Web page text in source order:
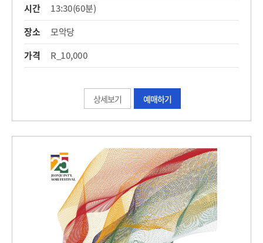
시간
13:30(60분)
장소
모악당
가격
R_10,000
상세보기 예매하기